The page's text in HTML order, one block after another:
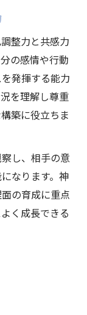
整力と共感力
の感情や行動
発揮する能力
を理解し尊重
築に役立ちま
し、相手の意
なります。神
の育成に重点
く成長できる